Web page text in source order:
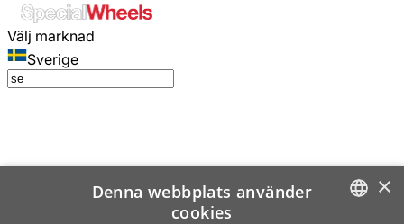
Välj marknad
Sverige
×
Denna webbplats använder
cookies